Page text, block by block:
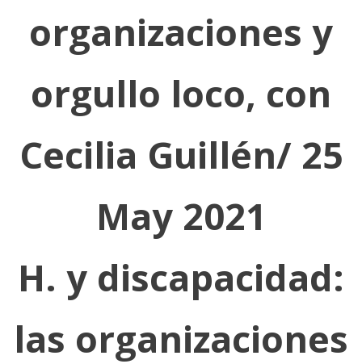
organizaciones y
orgullo loco, con
Cecilia Guillén/ 25
May 2021
H. y discapacidad:
las organizaciones